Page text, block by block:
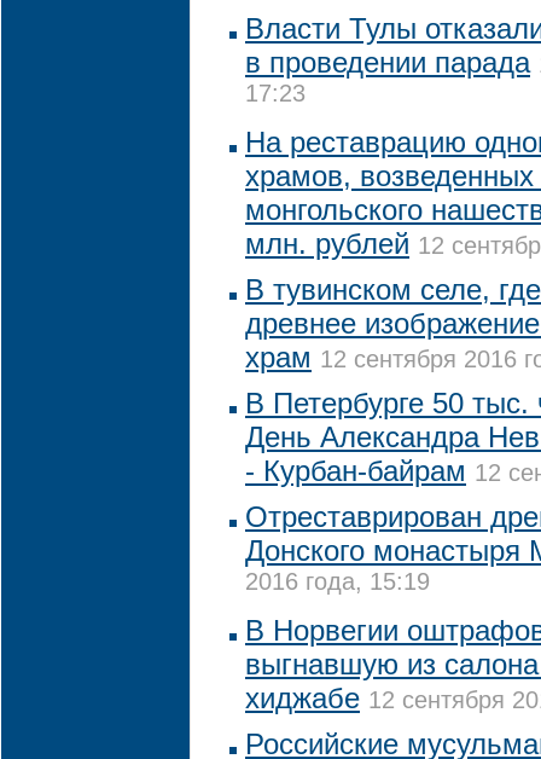
Власти Тулы
в проведении парада
17:23
На реставрацию
храмов, возведенных
монгольского
млн. рублей 12
В тувинском селе,
древнее
храм 12 сентября 2016
В Петербурге 50 тыс.
День Александра
- Курбан-байрам 12
Отреставрирован
Донского
2016 года, 15:19
В Норвегии
выгнавшую из
хиджабе 12 сентября
Российские